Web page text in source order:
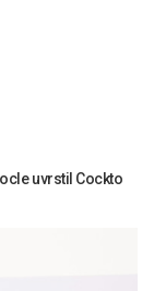
uvrstil Cockto